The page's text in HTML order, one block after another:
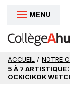
Aller au contenu
MENU
ACCUEIL / NOTRE
5 À 7 ARTISTIQUE
OCKICIKOK